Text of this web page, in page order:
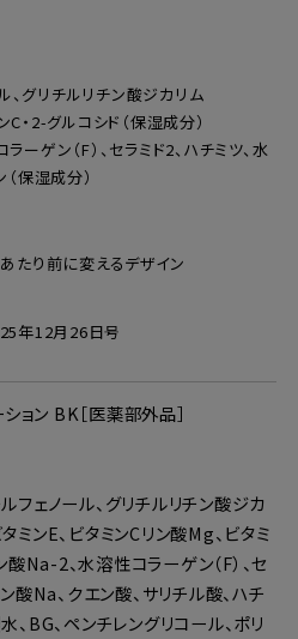
、グリチルリチン酸ジカリム
・2-グルコシド（保湿成分）
ゲン（F）、セラミド2、ハチミツ、水
保湿成分）
たり前に変えるデザイン
年12月26日号
ョン BK［医薬部外品］
フェノール、グリチルリチン酸ジカ
ミンE、ビタミンCリン酸Mg、ビタミ
Na-2、水溶性コラーゲン（F）、セ
酸Na、クエン酸、サリチル酸、ハチ
、BG、ペンチレングリコール、ポリ